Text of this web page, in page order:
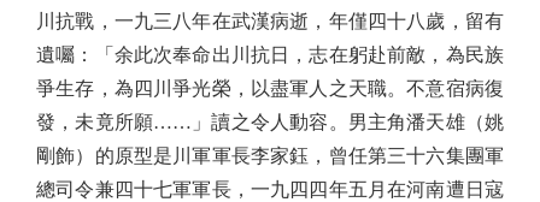
川抗戰，一九三八年在武漢病逝，年僅四十八歲，留有
遺囑：「余此次奉命出川抗日，志在躬赴前敵，為民族
爭生存，為四川爭光榮，以盡軍人之天職。不意宿病復
發，未竟所願……」讀之令人動容。男主角潘天雄（姚
剛飾）的原型是川軍軍長李家鈺，曾任第三十六集團軍
總司令兼四十七軍軍長，一九四四年五月在河南遭日寇